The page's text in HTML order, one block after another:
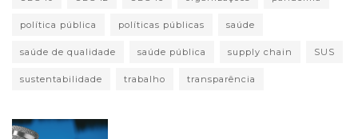
política pública políticas públicas saúde
saúde de qualidade saúde pública supply chain SUS
sustentabilidade trabalho transparência